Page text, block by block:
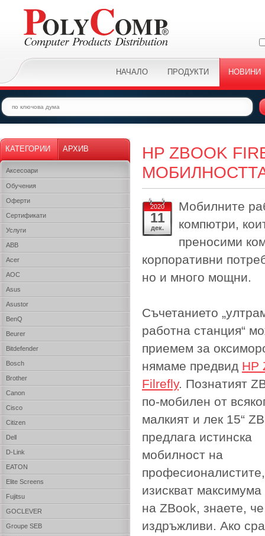
НАЧАЛО ПРОДУКТИ НОВИНИ
КАТЕГОРИИ АРХИВ
Аксесоари
Обучения
Оферти
Сертификати
Услуги
ABB
Acer
AOC
Asus
Asustor
BenQ
Beurer
Bitdefender
Bosch
Brother
Canon
Cisco
Citizen
Dell
D-Link
EATON
Elite Screens
Fujitsu
GOCLEVER
Groupe SEB
HP ZBOOK
2020
11
дек.
Мобилните
компютри,
преносими
корпоративни
но и много мощни.
Съчетанието
работна станция“
приемем за
нямаме предвид HP
Filrefly. Познатият
по-мобилен от
малкият и лек 15“
предлага истинска
мобилност на
изискват
на ZBook, знаете,
издръжливи. Ако